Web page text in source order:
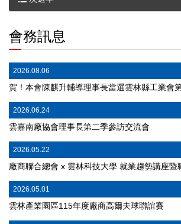
會務訊息
2026.08.06
賀！本會陳麒升輔導理事長當選雲林縣工業會
2026.06.24
雲嘉南廠協會理事長第二季參訪交流會
2026.05.22
廠商聯合總會 x 雲林科技大學 就業趨勢講座暨
2026.05.01
雲林產業園區115年度廠商高爾夫球聯誼賽